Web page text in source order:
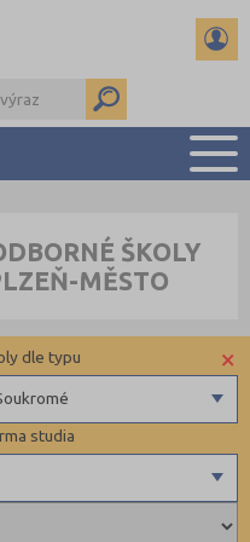
NA PŘIJÍMAČKY
KALENDÁŘ AKCÍ
DALŠÍ DRUHY ŠKOL
ŠKOLY
MĚSTO
studia
×
dle typu